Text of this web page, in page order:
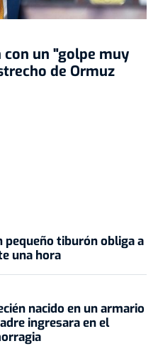
con un "golpe muy
de Ormuz
pequeño tiburón obliga a
una hora
nacido en un armario
ingresara en el